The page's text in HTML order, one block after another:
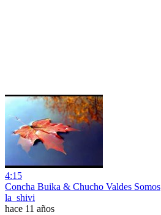
4:15
Concha Buika & Chucho Valdes Somos
la_shivi
hace 11 años